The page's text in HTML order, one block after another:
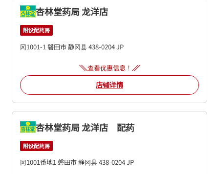
杏林堂药局 龙洋店
附设配药房
冈1001-1 磐田市静冈县438-0204JP
查看优惠信息！
店铺详情
杏林堂药局 龙洋店 配药
附设配药房
冈1001番地1磐田市静冈县438-0204JP